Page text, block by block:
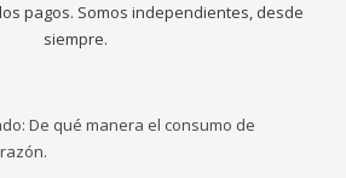
pagos. Somos independientes, desde
siempre.
De qué manera el consumo de